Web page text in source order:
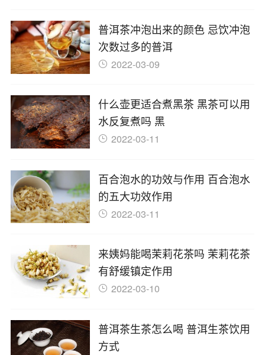
普洱茶冲泡出来的颜色 忌饮冲泡
次数过多的普洱
2022-03-09
什么壶更适合煮黑茶 黑茶可以用
水反复煮吗 黑
2022-03-11
百合泡水的功效与作用 百合泡水
的五大功效作用
2022-03-11
来姨妈能喝茉莉花茶吗 茉莉花茶
有舒缓镇定作用
2022-03-10
普洱茶生茶怎么喝 普洱生茶饮用
方式